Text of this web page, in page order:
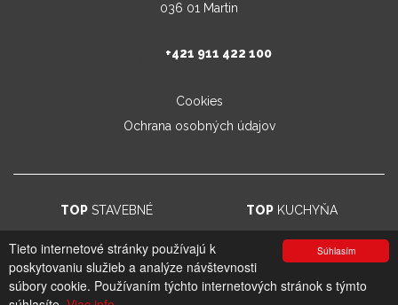
Súhlasím
Tieto internetové stránky používajú k
poskytovaniu služieb a analýze návštevnosti
súbory cookie. Používaním týchto internetových stránok s týmto
036 01 Martin
+421 911 422 100
Cookies
Ochrana osobných údajov
TOPSTAVEBNÉ TOP KUCHYŇA
© 2026. UV GROUP s.r.o. | Created by CTS Europe s.r.o.